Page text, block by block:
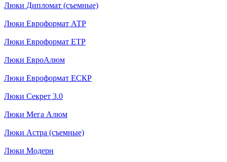
Люки Дипломат (съемные)
Люки Евроформат АТР
Люки Евроформат ЕТР
Люки ЕвроАлюм
Люки Евроформат ЕСКР
Люки Секрет 3.0
Люки Мега Алюм
Люки Астра (съемные)
Люки Модерн